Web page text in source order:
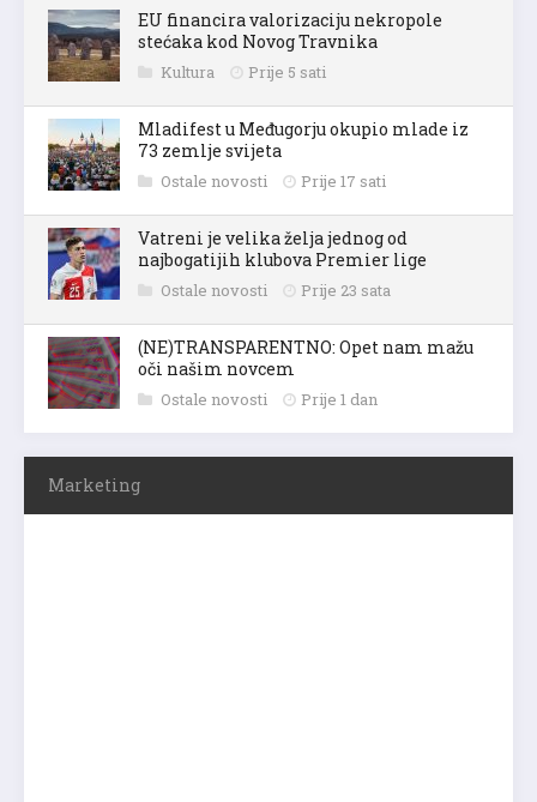
EU financira valorizaciju nekropole
stećaka kod Novog Travnika
Kultura Prije 5 sati
Mladifest u Međugorju okupio mlade iz
73 zemlje svijeta
Ostale novosti Prije 17 sati
Vatreni je velika želja jednog od
najbogatijih klubova Premier lige
Ostale novosti Prije 23 sata
(NE)TRANSPARENTNO: Opet nam mažu
oči našim novcem
Ostale novosti Prije 1 dan
Marketing